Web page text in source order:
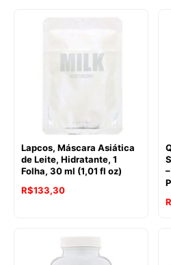
Lapcos, Máscara Asiática
de Leite, Hidratante, 1
Folha, 30 ml (1,01 fl oz)
R$133,30